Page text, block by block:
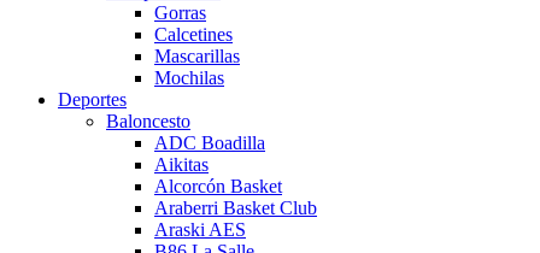
Gorras
Calcetines
Mascarillas
Mochilas
Deportes
Baloncesto
ADC Boadilla
Aikitas
Alcorcón Basket
Araberri Basket Club
Araski AES